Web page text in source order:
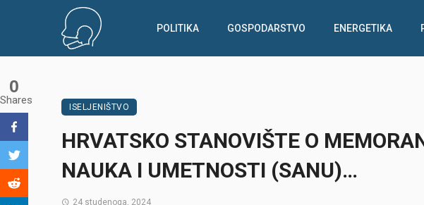
POLITIKA GOSPODARSTVO ENERGETIKA
ISELJENIŠTVO
HRVATSKO STANOVIŠTE O
NAUKA I UMETNOSTI (SANU)…
24 studenoga, 2024
0
Shares